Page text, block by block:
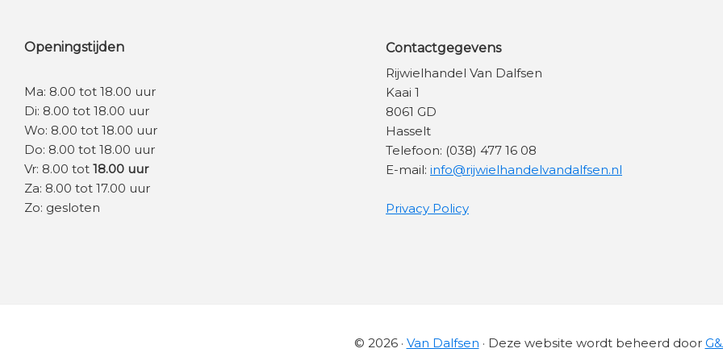
Openingstijden
Ma: 8.00 tot 18.00 uur
Di: 8.00 tot 18.00 uur
Wo: 8.00 tot 18.00 uur
Do: 8.00 tot 18.00 uur
Vr: 8.00 tot 18.00 uur
Za: 8.00 tot 17.00 uur
Zo: gesloten
Contactgegevens
Rijwielhandel Van Dalfsen
Kaai 1
8061 GD
Hasselt
Telefoon: (038) 477 16 08
E-mail: info@rijwielhandelvandalfsen.nl
Privacy Policy
© 2026 · Van Dalfsen · Deze website wordt beheerd door